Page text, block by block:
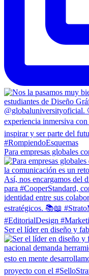
Para empresas globales
Ser el líder en diseño y